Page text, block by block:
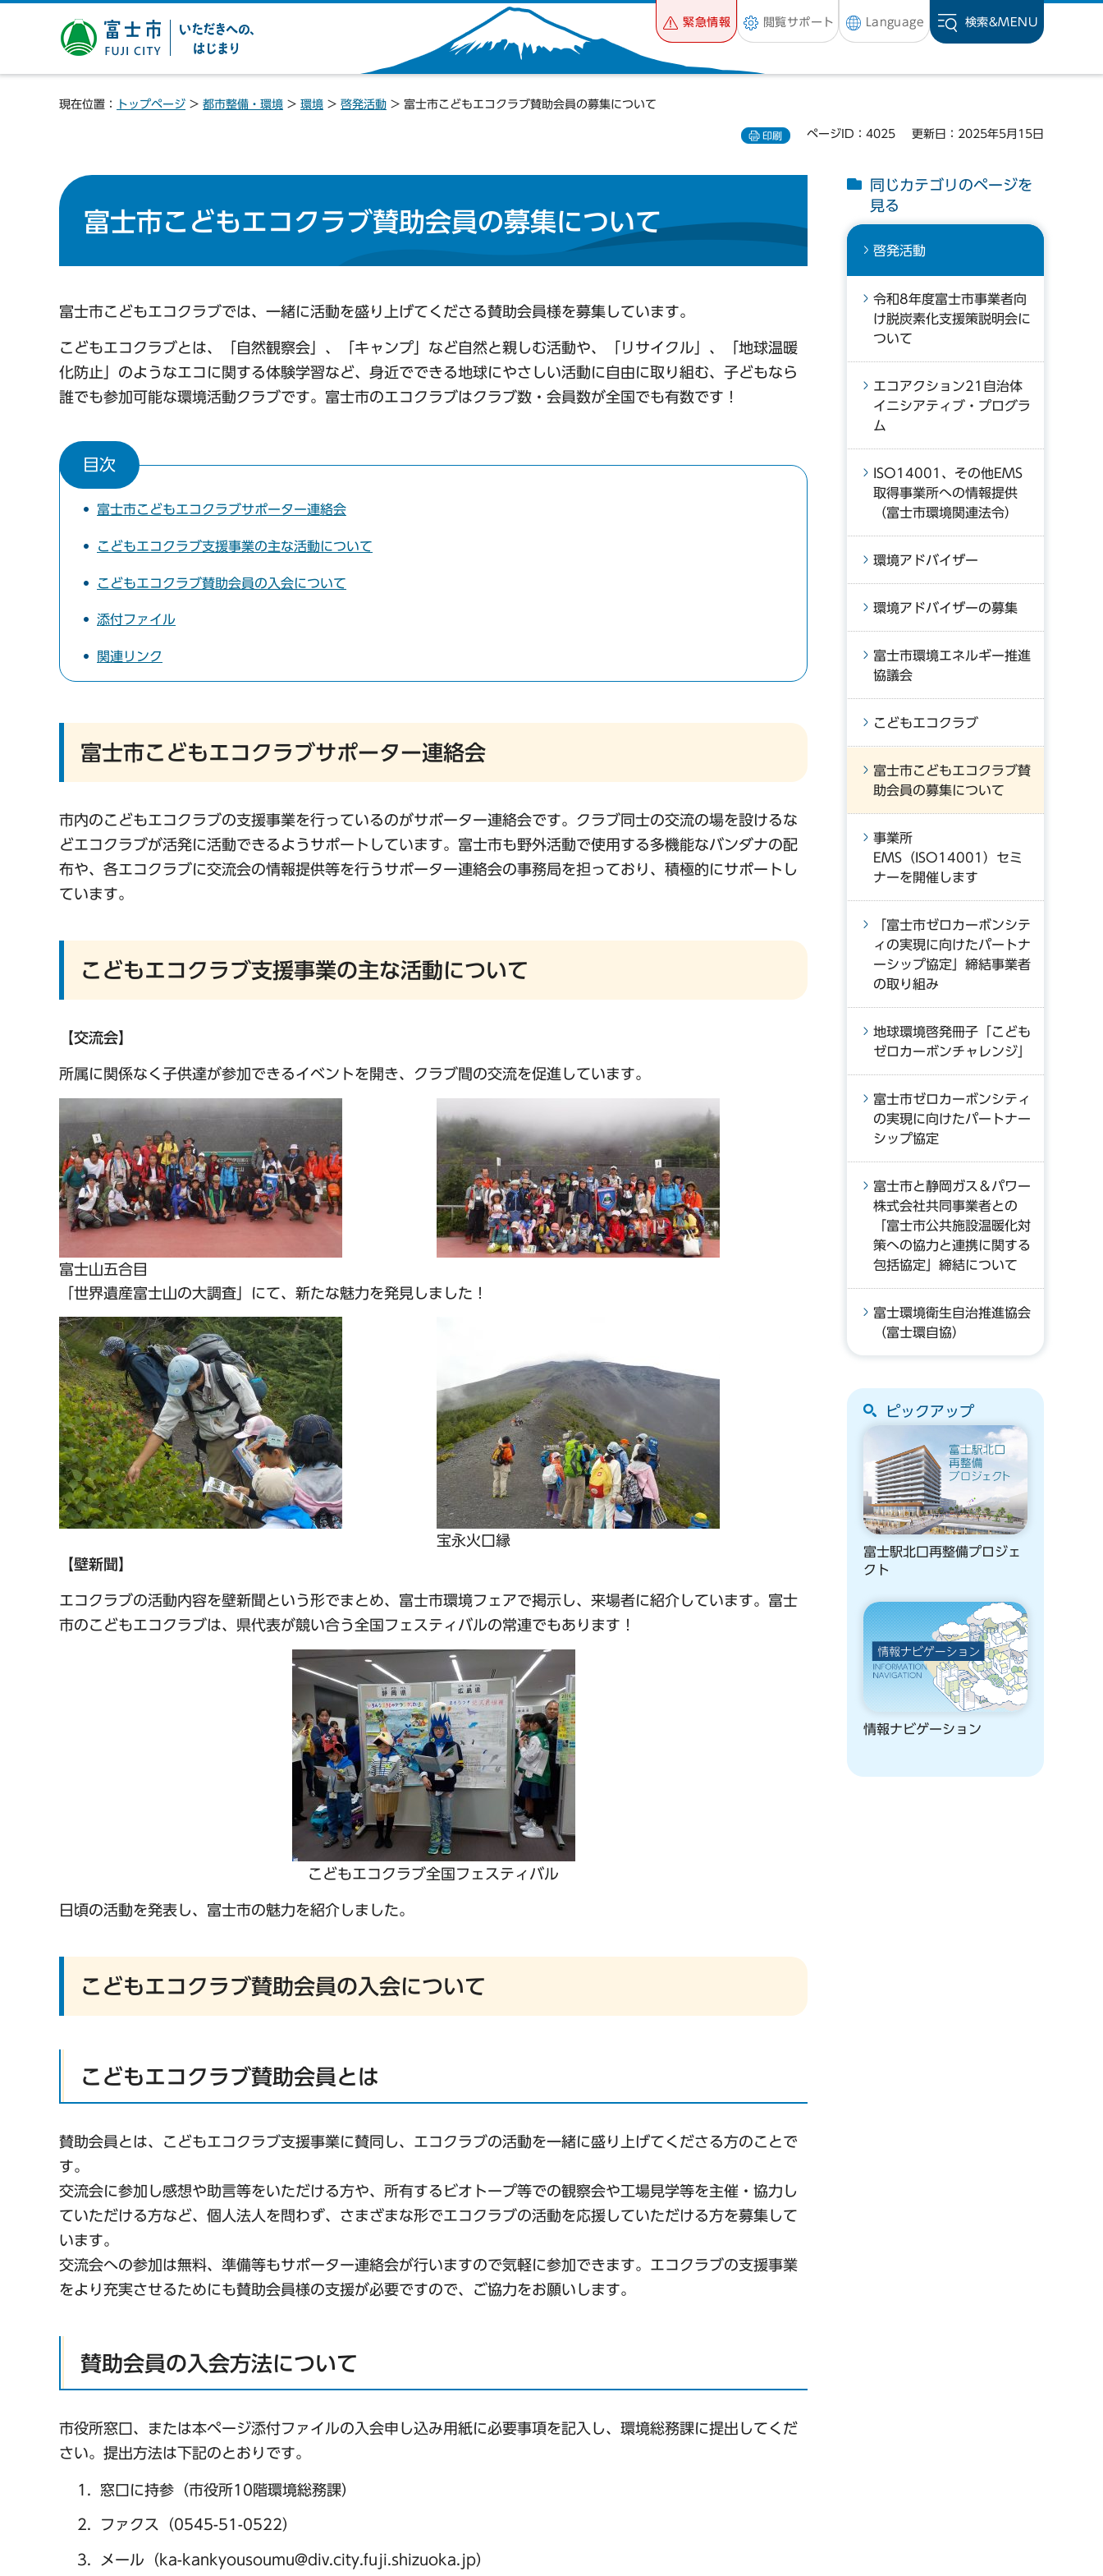
富士市 いただきへの、は
じまり
緊急情報 閲覧サポート Language 検索&MENU
現在位置： トップページ > 都市整備・環境 > 環境 > 啓発活動 > 富士市こどもエコクラブ賛助会員の募集について
印刷 ページID：4025 更新日：2025年5月15日
富士市こどもエコクラブ賛助会員の募集について
富士市こどもエコクラブでは、一緒に活動を盛り上げてくださる賛助会員様を募集しています。
こどもエコクラブとは、「自然観察会」、「キャンプ」など自然と親しむ活動や、「リサイクル」、「地球温暖
化防止」のようなエコに関する体験学習など、身近でできる地球にやさしい活動に自由に取り組む、子どもなら
誰でも参加可能な環境活動クラブです。富士市のエコクラブはクラブ数・会員数が全国でも有数です！
目次
富士市こどもエコクラブサポーター連絡会
こどもエコクラブ支援事業の主な活動について
こどもエコクラブ賛助会員の入会について
添付ファイル
関連リンク
富士市こどもエコクラブサポーター連絡会
市内のこどもエコクラブの支援事業を行っているのがサポーター連絡会です。クラブ同士の交流の場を設けるな
どエコクラブが活発に活動できるようサポートしています。富士市も野外活動で使用する多機能なバンダナの配
布や、各エコクラブに交流会の情報提供等を行うサポーター連絡会の事務局を担っており、積極的にサポートし
ています。
こどもエコクラブ支援事業の主な活動について
【交流会】
所属に関係なく子供達が参加できるイベントを開き、クラブ間の交流を促進しています。
富士山五合目
「世界遺産富士山の大調査」にて、新たな魅力を発見しました！
宝永火口縁
【壁新聞】
エコクラブの活動内容を壁新聞という形でまとめ、富士市環境フェアで掲示し、来場者に紹介しています。富士
市のこどもエコクラブは、県代表が競い合う全国フェスティバルの常連でもあります！
こどもエコクラブ全国フェスティバル
日頃の活動を発表し、富士市の魅力を紹介しました。
こどもエコクラブ賛助会員の入会について
こどもエコクラブ賛助会員とは
賛助会員とは、こどもエコクラブ支援事業に賛同し、エコクラブの活動を一緒に盛り上げてくださる方のことで
す。
交流会に参加し感想や助言等をいただける方や、所有するビオトープ等での観察会や工場見学等を主催・協力し
ていただける方など、個人法人を問わず、さまざまな形でエコクラブの活動を応援していただける方を募集して
います。
交流会への参加は無料、準備等もサポーター連絡会が行いますので気軽に参加できます。エコクラブの支援事業
をより充実させるためにも賛助会員様の支援が必要ですので、ご協力をお願いします。
賛助会員の入会方法について
市役所窓口、または本ページ添付ファイルの入会申し込み用紙に必要事項を記入し、環境総務課に提出してくだ
さい。提出方法は下記のとおりです。
窓口に持参（市役所10階環境総務課）
ファクス（0545-51-0522）
メール（ka-kankyousoumu@div.city.fuji.shizuoka.jp）
同じカテゴリのページを
見る
啓発活動
令和8年度富士市事業者向
け脱炭素化支援策説明会に
ついて
エコアクション21自治体
イニシアティブ・プログラ
ム
ISO14001、その他EMS
取得事業所への情報提供
（富士市環境関連法令）
環境アドバイザー
環境アドバイザーの募集
富士市環境エネルギー推進
協議会
こどもエコクラブ
富士市こどもエコクラブ賛
助会員の募集について
事業所
EMS（ISO14001）セミ
ナーを開催します
「富士市ゼロカーボンシテ
ィの実現に向けたパートナ
ーシップ協定」締結事業者
の取り組み
地球環境啓発冊子「こども
ゼロカーボンチャレンジ」
富士市ゼロカーボンシティ
の実現に向けたパートナー
シップ協定
富士市と静岡ガス＆パワー
株式会社共同事業者との
「富士市公共施設温暖化対
策への協力と連携に関する
包括協定」締結について
富士環境衛生自治推進協会
（富士環自協）
ピックアップ
富士駅北口再整備プロジェ
クト
情報ナビゲーション